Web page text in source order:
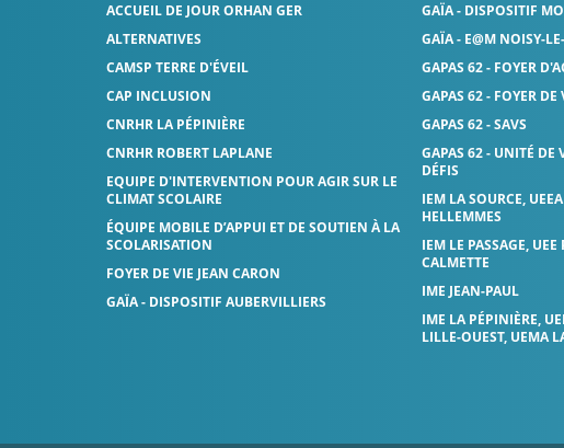
ACCUEIL DE JOUR ORHAN GER
ALTERNATIVES
CAMSP TERRE D'ÉVEIL
CAP INCLUSION
CNRHR LA PÉPINIÈRE
CNRHR ROBERT LAPLANE
EQUIPE D'INTERVENTION POUR AGIR SUR LE
CLIMAT SCOLAIRE
ÉQUIPE MOBILE D’APPUI ET DE SOUTIEN À LA
SCOLARISATION
FOYER DE VIE JEAN CARON
GAÏA - DISPOSITIF AUBERVILLIERS
GAÏA - DISPOSITIF
GAÏA - E@M NOISY-
GAPAS 62 - FOYER
GAPAS 62 - FOYER DE
GAPAS 62 - SAVS
GAPAS 62 - UNITÉ DE
DÉFIS
IEM LA SOURCE,
HELLEMMES
IEM LE PASSAGE, UEE
CALMETTE
IME JEAN-PAUL
IME LA PÉPINIÈRE,
LILLE-OUEST, UEMA